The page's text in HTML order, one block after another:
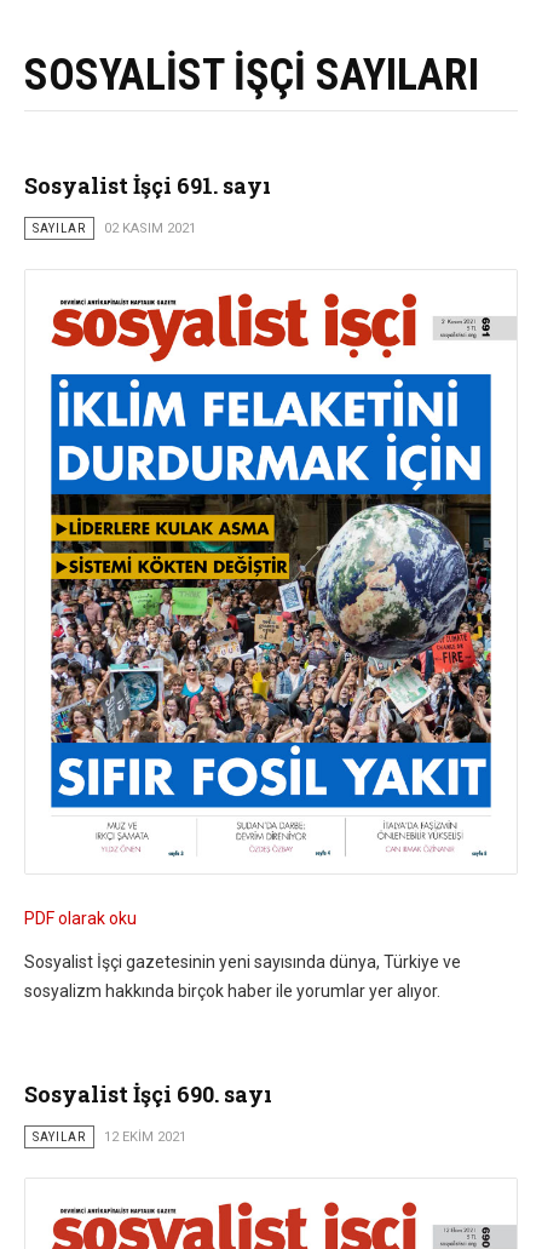
SOSYALİST İŞÇİ SAYILARI
Sosyalist İşçi 691. sayı
SAYILAR 02 KASIM 2021
PDF olarak oku
Sosyalist İşçi gazetesinin yeni sayısında dünya, Türkiye ve
sosyalizm hakkında birçok haber ile yorumlar yer alıyor.
Sosyalist İşçi 690. sayı
SAYILAR 12 EKIM 2021